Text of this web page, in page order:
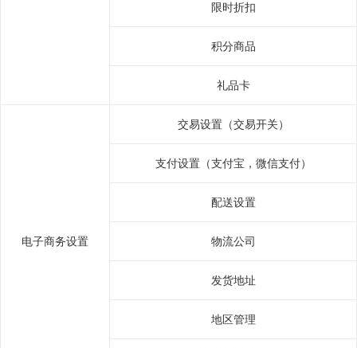
限时折扣
积分商品
礼品卡
电子商务设置
交易设置（交易开关）
支付设置（支付宝，微信支付）
配送设置
物流公司
发货地址
地区管理